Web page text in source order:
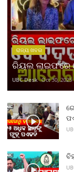
ରାଜ୍ୟ ଖବର
ରିୟଲ ଲାଇଫରେ
UBC Desk Oct 30, 2025